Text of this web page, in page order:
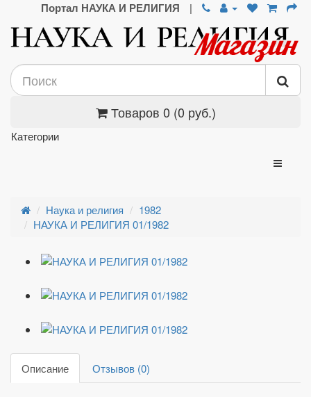
Портал НАУКА И РЕЛИГИЯ |
Товаров 0 (0 руб.)
Категории
Наука и религия
1982
НАУКА И РЕЛИГИЯ 01/1982
Описание Отзывов (0)